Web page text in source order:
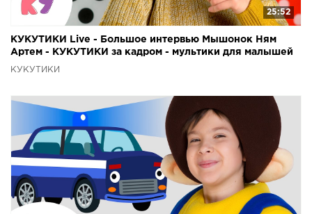
25:52
КУКУТИКИ Live - Большое интервью Мышонок Ням
Артем - КУКУТИКИ за кадром - мультики для малышей
КУКУТИКИ